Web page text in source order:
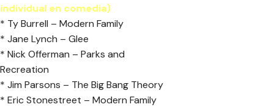
individual en comedia)
* Ty Burrell – Modern Family
* Jane Lynch – Glee
* Nick Offerman – Parks and
Recreation
* Jim Parsons – The Big Bang Theory
* Eric Stonestreet – Modern Family